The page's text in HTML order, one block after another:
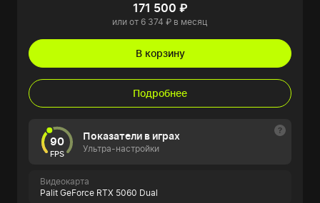
171 500 ₽
или от 6 374 ₽ в месяц
В корзину
Подробнее
90
FPS
Показатели в играх
Ультра-настройки
Видеокарта
Palit GeForce RTX 5060 Dual